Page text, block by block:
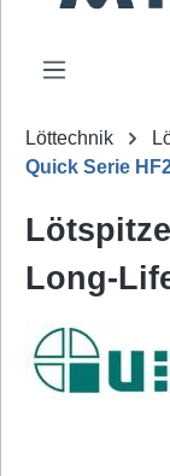
Löttechnik
Quick Serie
Long-